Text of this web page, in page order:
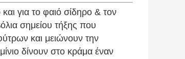
για το φαιό σίδηρο & τον
σημείου τήξης που
και μειώνουν την
δίνουν στο κράμα έναν